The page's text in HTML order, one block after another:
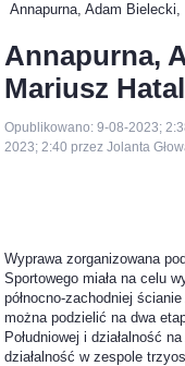
Annapurna, Adam
Annapurna,
Mariusz
Opublikowano: 9-08-2023;
2023; 2:40 przez Jolanta
Wyprawa zorganizowana
Sportowego miała na celu
północno-zachodniej
można podzielić na dwa
Południowej i działalność
działalność w zespole